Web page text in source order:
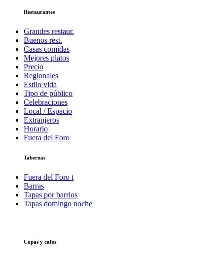
Restaurantes
Grandes restaur.
Buenos rest.
Casas comidas
Mejores platos
Precio
Regionales
Estilo vida
Tipo de público
Celebraciones
Local / Espacio
Extranjeros
Horario
Fuera del Foro
Tabernas
Fuera del Foro t
Barras
Tapas por barrios
Tapas domingo noche
Copas y cafés